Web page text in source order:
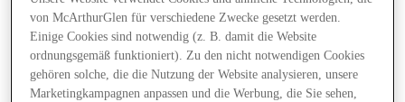
von McArthurGlen für verschiedene Zwecke gesetzt werden.
Einige Cookies sind notwendig (z. B. damit die Website
ordnungsgemäß funktioniert). Zu den nicht notwendigen Cookies
gehören solche, die die Nutzung der Website analysieren, unsere
Marketingkampagnen anpassen und die Werbung, die Sie sehen,